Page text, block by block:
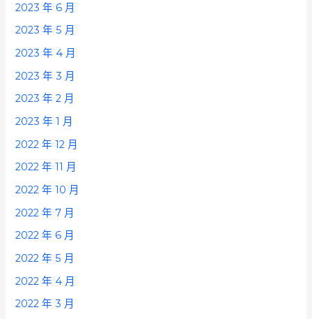
2023 年 6 月
2023 年 5 月
2023 年 4 月
2023 年 3 月
2023 年 2 月
2023 年 1 月
2022 年 12 月
2022 年 11 月
2022 年 10 月
2022 年 7 月
2022 年 6 月
2022 年 5 月
2022 年 4 月
2022 年 3 月